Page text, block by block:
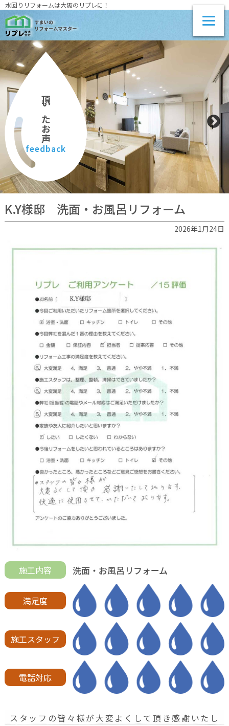
水回りリフォームは大阪のリプレに！
頂いたお声
feedback
K.Y様邸 洗面・お風呂リフォーム
2026年1月24日
施工内容 洗面・お風呂リフォーム
満足度
施工スタッフ
電話対応
スタッフの皆々様が大変よくして頂き感謝いたし